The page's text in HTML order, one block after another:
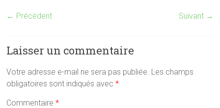
← Précédent Suivant →
Laisser un commentaire
Votre adresse e-mail ne sera pas publiée. Les champs
obligatoires sont indiqués avec*
Commentaire*